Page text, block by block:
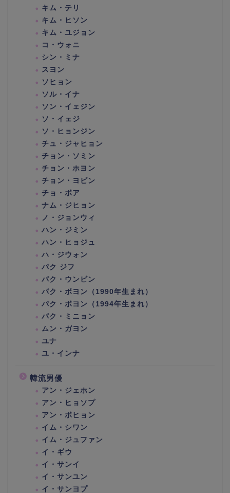
キム・テリ
キム・ヒソン
キム・ユジョン
コ・ウォニ
シン・ミナ
スヨン
ソヒョン
ソル・イナ
ソン・イェジン
ソ・イェジ
ソ・ヒョンジン
チュ・ジャヒョン
チョン・ソミン
チョン・ホヨン
チョン・ヨビン
チョ・ボア
ナム・ジヒョン
ノ・ジョンウィ
ハン・ジミン
ハン・ヒョジュ
ハ・ジウォン
パク ジフ
パク・ウンビン
パク・ボヨン（1990年生まれ）
パク・ボヨン（1994年生まれ）
パク・ミニョン
ムン・ガヨン
ユナ
ユ・インナ
韓流男優
アン・ジェホン
アン・ヒョソプ
アン・ボヒョン
イム・シワン
イム・ジュファン
イ・ギウ
イ・サンイ
イ・サンユン
イ・サンヨプ